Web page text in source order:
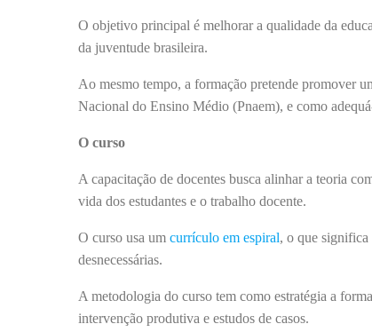
O objetivo principal é melhorar a qualidade da
da juventude brasileira.
Ao mesmo tempo, a formação pretende promover
Nacional do Ensino Médio (Pnaem), e como
O curso
A capacitação de docentes busca alinhar a teoria
vida dos estudantes e o trabalho docente.
O curso usa um currículo em espiral, o que significa
desnecessárias.
A metodologia do curso tem como estratégia a
intervenção produtiva e estudos de casos.